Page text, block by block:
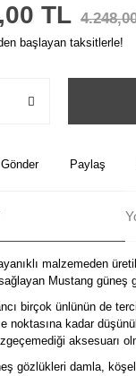
TL
başlayan taksitlerle!
Paylaş
malzemeden
Mustang güneş
birçok ünlünün de
noktasına kadar
aksesuarı
gözlükleri damla,